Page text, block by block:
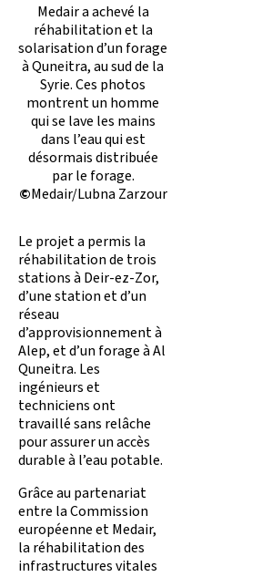
Medair a achevé la
réhabilitation et la
solarisation d’un forage
à Quneitra, au sud de la
Syrie. Ces photos
montrent un homme
qui se lave les mains
dans l’eau qui est
désormais distribuée
par le forage.
©Medair/Lubna Zarzour
Le projet a permis la
réhabilitation de trois
stations à Deir-ez-Zor,
d’une station et d’un
réseau
d’approvisionnement à
Alep, et d’un forage à Al
Quneitra. Les
ingénieurs et
techniciens ont
travaillé sans relâche
pour assurer un accès
durable à l’eau potable.
Grâce au partenariat
entre la Commission
européenne et Medair,
la réhabilitation des
infrastructures vitales